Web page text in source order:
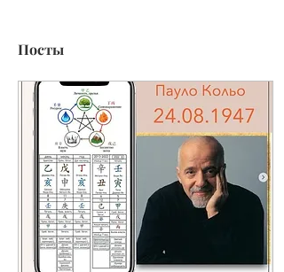
Посты